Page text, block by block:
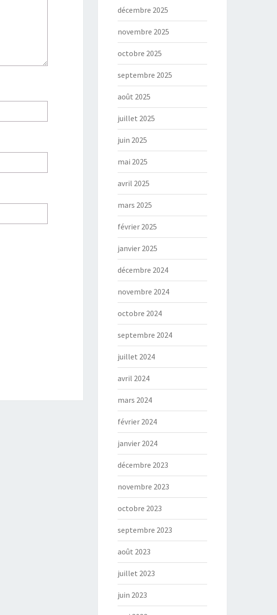
décembre 2025
novembre 2025
octobre 2025
septembre 2025
août 2025
juillet 2025
juin 2025
mai 2025
avril 2025
mars 2025
février 2025
janvier 2025
décembre 2024
novembre 2024
octobre 2024
septembre 2024
juillet 2024
avril 2024
mars 2024
février 2024
janvier 2024
décembre 2023
novembre 2023
octobre 2023
septembre 2023
août 2023
juillet 2023
juin 2023